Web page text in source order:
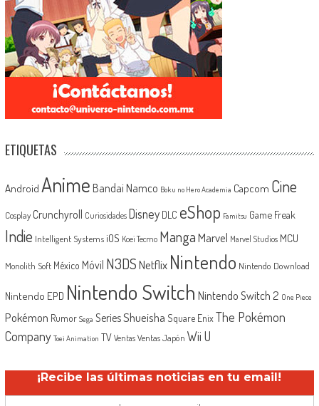
ETIQUETAS
Android Anime Bandai Namco Boku no Hero Academia Capcom Cine
Cosplay Crunchyroll Curiosidades Disney DLC eShop Famitsu Game Freak
Indie Intelligent Systems iOS Koei Tecmo MangaMarvel Marvel Studios MCU
Monolith Soft México Móvil N3DSNetflix Nintendo Nintendo Download
Nintendo EPD Nintendo Switch Nintendo Switch 2 One Piece
Pokémon Rumor Sega SeriesShueisha Square EnixThe Pokémon
Company Toei Animation TV Ventas Ventas Japón Wii U
¡Recibe las últimas noticias en tu email!